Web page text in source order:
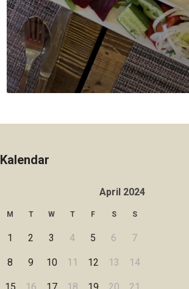
Kalendar
April 2024
M T W T F S S
1 2 3 4 5 6 7
8 9 10 11 12 13 14